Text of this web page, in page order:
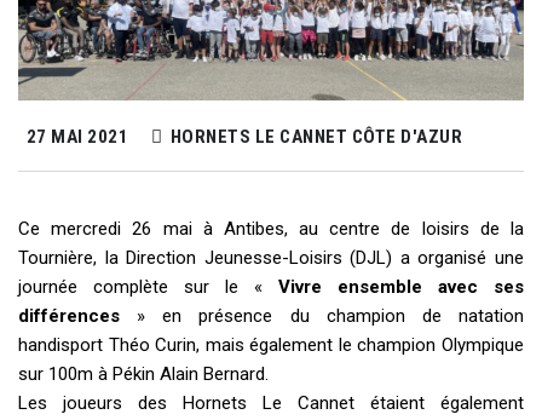
27 MAI 2021 HORNETS LE CANNET CÔTE D'AZUR
Ce mercredi 26 mai à Antibes, au centre de loisirs de la
Tournière, la Direction Jeunesse-Loisirs (DJL) a organisé une
journée complète sur le « Vivre ensemble avec ses
différences » en présence du champion de natation
handisport Théo Curin, mais également le champion Olympique
sur 100m à Pékin Alain Bernard.
Les joueurs des Hornets Le Cannet étaient également